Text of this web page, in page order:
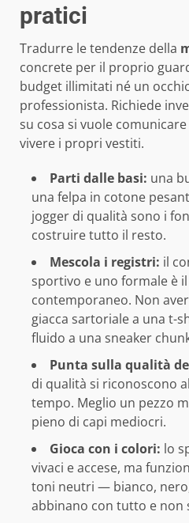
pratici
Tradurre le tendenze della
concrete per il proprio
budget illimitati né un
professionista. Richiede
su cosa si vuole
vivere i propri vestiti.
Parti dalle basi: una
una felpa in cotone
jogger di qualità sono i
costruire tutto il resto.
Mescola i registri: il
sportivo e uno formale è
contemporaneo. Non
giacca sartoriale a una t-
fluido a una sneaker
Punta sulla qualità
di qualità si riconoscono
tempo. Meglio un pezzo
pieno di capi mediocri.
Gioca con i colori: lo
vivaci e accese, ma
toni neutri — bianco,
abbinano con tutto e non